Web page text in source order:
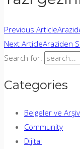
Previous Article
Next ArticleAraziden
Search for:
Categories
Belgeler ve
Community
Dijital